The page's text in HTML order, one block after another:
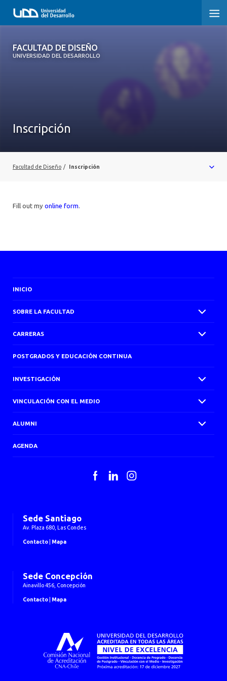
FACULTAD DE DISEÑO
UNIVERSIDAD DEL DESARROLLO
FACULTAD DE DISEÑO
ALUMNI
Inscripción
Facultad de Diseño / Inscripción
Fill out my online form.
INICIO
SOBRE LA FACULTAD
CARRERAS
POSTGRADOS Y EDUCACIÓN CONTINUA
INVESTIGACIÓN
VINCULACIÓN CON EL MEDIO
ALUMNI
AGENDA
FacebookLinkedInInstagram
Sede Santiago
Av. Plaza 680, Las Condes
Contacto Mapa
Sede Concepción
Ainavillo 456, Concepción
Contacto Mapa